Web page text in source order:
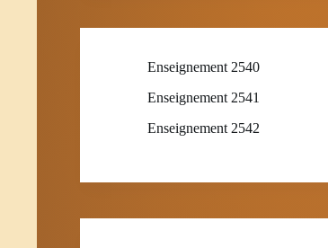
Enseignement 2540
Enseignement 2541
Enseignement 2542